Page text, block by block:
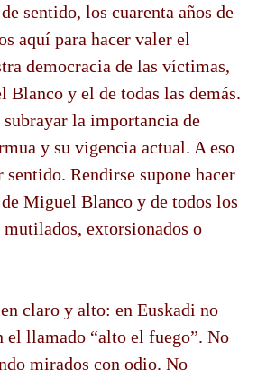
sentido, los cuarenta años de
aquí para hacer valer el
democracia de las víctimas,
y el de todas las demás.
subrayar la importancia de
y su vigencia actual. A eso
sentido. Rendirse supone hacer
Miguel Blanco y de todos los
mutilados, extorsionados o
claro y alto: en Euskadi no
el llamado “alto el fuego”. No
mirados con odio. No